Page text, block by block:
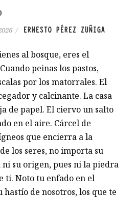
/ ERNESTO PÉREZ ZUÑIGA
al bosque, eres el
peinas los pastos,
por los matorrales. El
y calcinante. La casa
de papel. El ciervo un salto
en el aire. Cárcel de
que encierra a la
los seres, no importa su
ni su origen, pues ni la piedra
ti. Noto tu enfado en el
hastío de nosotros, los que te